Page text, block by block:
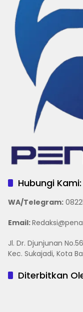
Hubungi Kami:
WA/Telegram:
Email:
Jl. Dr. Djunjunan
Kec. Sukajadi, Kota
Diterbitkan